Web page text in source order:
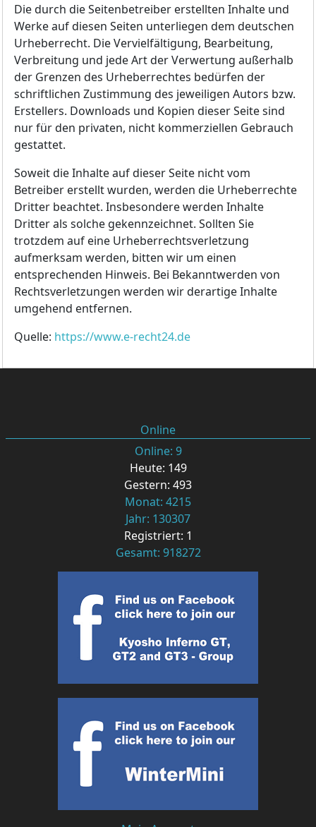
Die durch die Seitenbetreiber erstellten Inhalte und
Werke auf diesen Seiten unterliegen dem deutschen
Urheberrecht. Die Vervielfältigung, Bearbeitung,
Verbreitung und jede Art der Verwertung außerhalb
der Grenzen des Urheberrechtes bedürfen der
schriftlichen Zustimmung des jeweiligen Autors bzw.
Erstellers. Downloads und Kopien dieser Seite sind
nur für den privaten, nicht kommerziellen Gebrauch
gestattet.
Soweit die Inhalte auf dieser Seite nicht vom
Betreiber erstellt wurden, werden die Urheberrechte
Dritter beachtet. Insbesondere werden Inhalte
Dritter als solche gekennzeichnet. Sollten Sie
trotzdem auf eine Urheberrechtsverletzung
aufmerksam werden, bitten wir um einen
entsprechenden Hinweis. Bei Bekanntwerden von
Rechtsverletzungen werden wir derartige Inhalte
umgehend entfernen.
Quelle: https://www.e-recht24.de
Online
Online: 9
Heute: 149
Gestern: 493
Monat: 4215
Jahr: 130307
Registriert: 1
Gesamt: 918272